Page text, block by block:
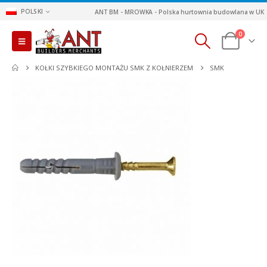
POLSKI ANT BM - MROWKA - Polska hurtownia budowlana w UK
0
KOŁKI SZYBKIEGO MONTAŻU SMK Z KOŁNIERZEM SMK